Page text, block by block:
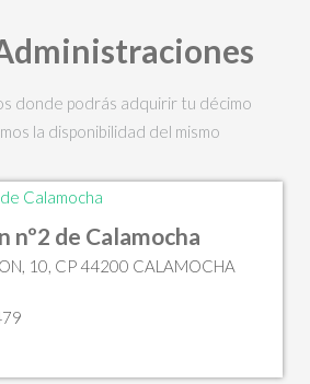
donde podrás adquirir tu décimo
la disponibilidad del mismo
nº2 de Calamocha
10, CP 44200 CALAMOCHA